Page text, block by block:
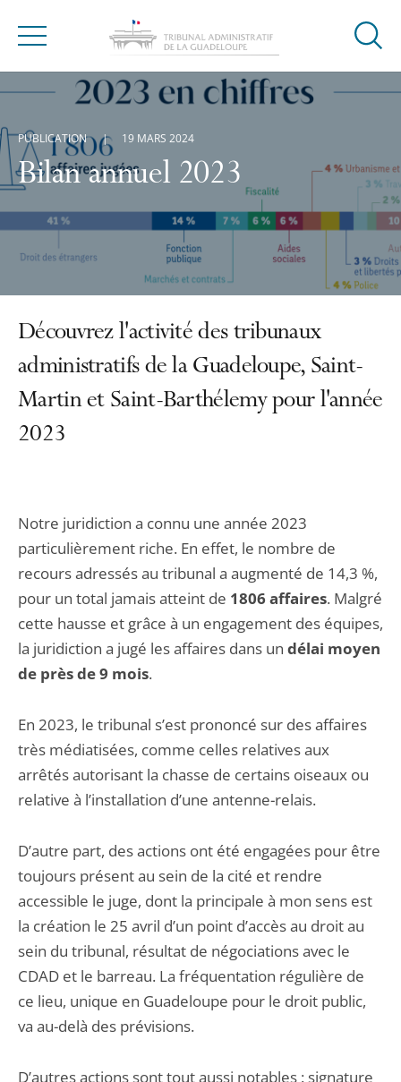
Menu
Ouvrir
Bilan annuel 2023
PUBLICATION 19 MARS 2024
Découvrez l'activité des tribunaux
administratifs de la Guadeloupe, Saint-
Martin et Saint-Barthélemy pour l'année
2023
Notre juridiction a connu une année 2023
particulièrement riche. En effet, le nombre de
recours adressés au tribunal a augmenté de 14,3 %,
pour un total jamais atteint de 1806 affaires. Malgré
cette hausse et grâce à un engagement des équipes,
la juridiction a jugé les affaires dans un délai moyen
de près de 9 mois.
En 2023, le tribunal s’est prononcé sur des affaires
très médiatisées, comme celles relatives aux
arrêtés autorisant la chasse de certains oiseaux ou
relative à l’installation d’une antenne-relais.
D’autre part, des actions ont été engagées pour être
toujours présent au sein de la cité et rendre
accessible le juge, dont la principale à mon sens est
la création le 25 avril d’un point d’accès au droit au
sein du tribunal, résultat de négociations avec le
CDAD et le barreau. La fréquentation régulière de
ce lieu, unique en Guadeloupe pour le droit public,
va au-delà des prévisions.
D’autres actions sont tout aussi notables : signature